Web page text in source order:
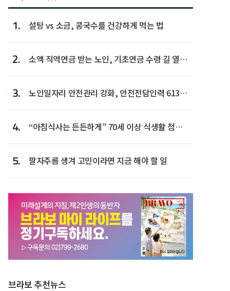
1. 설탕 vs 소금, 콩국수를 건강하게 먹는 법
2.
소액 직역연금 받는 노인, 기초연금 수령 길 열린
3.
노인일자리 안전관리 강화, 안전전담인력 613명
4.
“아침식사는 든든하게” 70세 이상 식생활 점수
5. 팔자주름 생겨 고민이라면 지금 해야 할 일
브라보 추천뉴스